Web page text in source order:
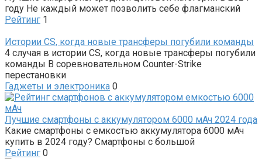
году Не каждый может позволить себе флагманский
Рейтинг 1
Истории CS, когда новые трансферы погубили команды
4 случая в истории CS, когда новые трансферы погубили
команды В соревновательном Counter-Strike
перестановки
Гаджеты и электроника 0
Лучшие смартфоны с аккумулятором 6000 мАч 2024 года
Какие смартфоны с емкостью аккумулятора 6000 мАч
купить в 2024 году? Смартфоны с большой
Рейтинг 0